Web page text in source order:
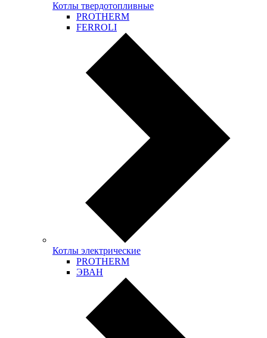
Котлы твердотопливные
PROTHERM
FERROLI
Котлы электрические
PROTHERM
ЭВАН